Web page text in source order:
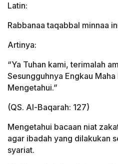
Latin:
Rabbanaa taqabbal minnaa
Artinya:
“Ya Tuhan kami, terimalah
Sesungguhnya Engkau
Mengetahui.”
(QS. Al-Baqarah: 127)
Mengetahui bacaan niat
agar ibadah yang dilakukan
syariat.